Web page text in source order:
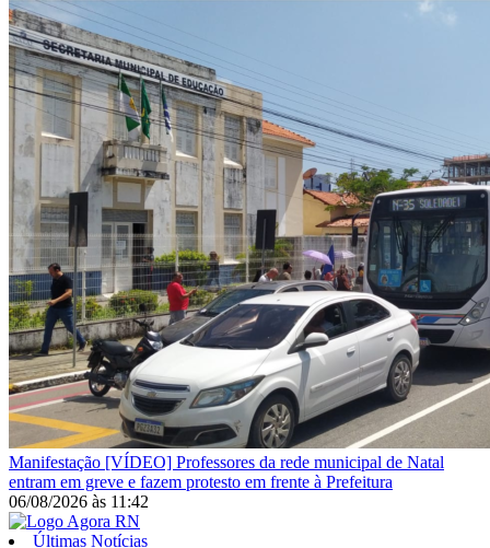
Manifestação [VÍDEO] Professores da rede municipal de Natal
entram em greve e fazem protesto em frente à Prefeitura
06/08/2026 às 11:42
Últimas Notícias